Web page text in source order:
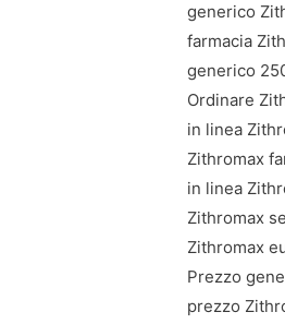
generico
farmacia
generico
Ordinare
in linea
Zithromax
in linea
Zithromax
Zithromax
Prezzo
prezzo